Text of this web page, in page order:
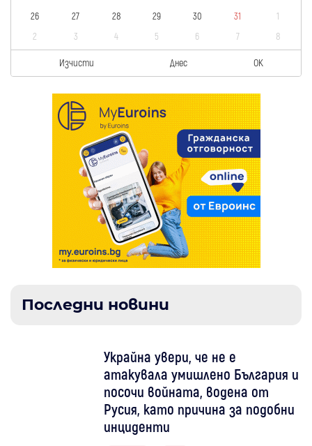
26
27 28 29 30 31
1
2
3 4 5 6 7 8
Изчисти Днес OK
Последни новини
Украйна увери, че не е
атакувала умишлено България и
посочи войната, водена от
Русия, като причина за подобни
инциденти